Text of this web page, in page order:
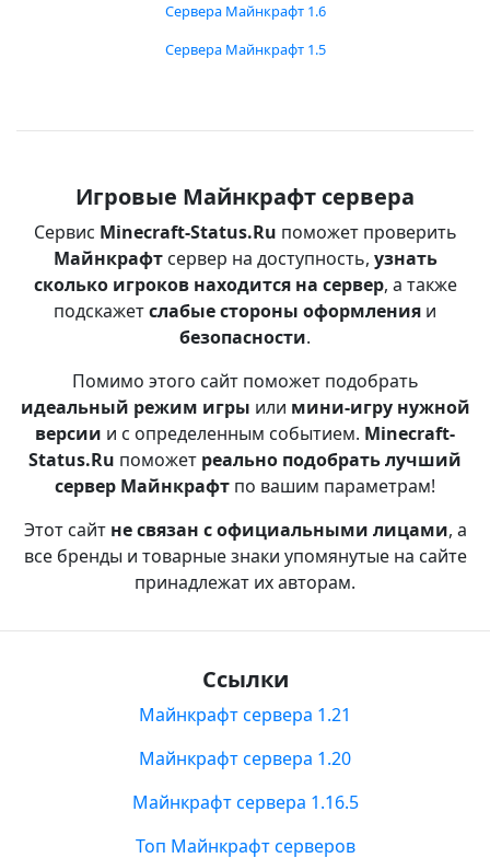
Сервера Майнкрафт 1.6
Сервера Майнкрафт 1.5
Игровые Майнкрафт сервера
Сервис Minecraft-Status.Ru поможет проверить
Майнкрафтсервер на доступность, узнать
сколько игроков находится на сервер, а также
подскажетслабые стороны оформления и
безопасности.
Помимо этого сайт поможет подобрать
идеальный режим игры или мини-игру нужной
версии и с определенным событием. Minecraft-
Status.Ru поможет реально подобрать лучший
сервер Майнкрафт по вашим параметрам!
Этот сайт не связан с официальными лицами, а
все бренды и товарные знаки упомянутые на сайте
принадлежат их авторам.
Ссылки
Майнкрафт сервера 1.21
Майнкрафт сервера 1.20
Майнкрафт сервера 1.16.5
Топ Майнкрафт серверов